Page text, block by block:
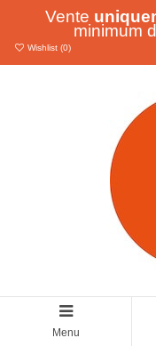
Vente
minimum
Wishlist (0)
Menu